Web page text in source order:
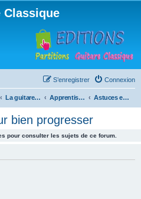
Classique
Connexion
S’enregistrer
La guitare : instrument, cours et théorie Apprentissage et enseignement de la guitare Astuces et conseils pour bien progresser
bien progresser
pour consulter les sujets de ce forum.